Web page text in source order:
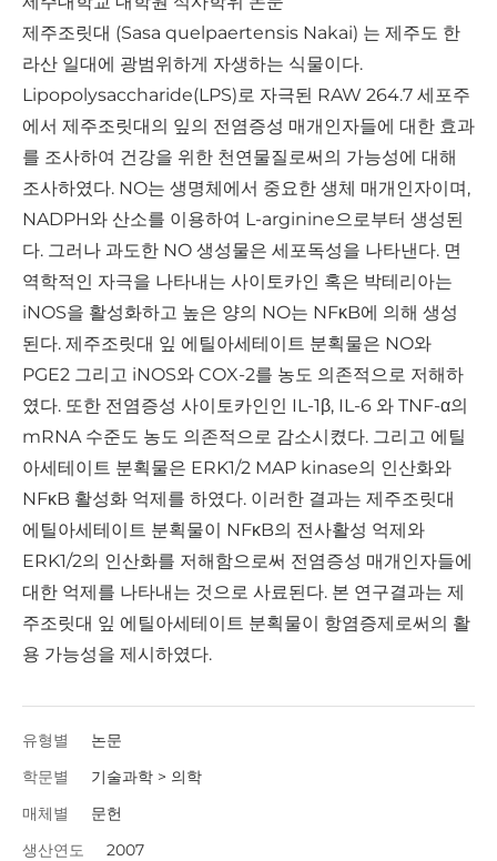
제주조릿대 (Sasa quelpaertensis Nakai) 는 제주도 한
라산 일대에 광범위하게 자생하는 식물이다.
Lipopolysaccharide(LPS)로 자극된 RAW 264.7 세포주
에서 제주조릿대의 잎의 전염증성 매개인자들에 대한 효과
를 조사하여 건강을 위한 천연물질로써의 가능성에 대해
조사하였다. NO는 생명체에서 중요한 생체 매개인자이며,
NADPH와 산소를 이용하여 L-arginine으로부터 생성된
다. 그러나 과도한 NO 생성물은 세포독성을 나타낸다. 면
역학적인 자극을 나타내는 사이토카인 혹은 박테리아는
iNOS을 활성화하고 높은 양의 NO는 NFκB에 의해 생성
된다. 제주조릿대 잎 에틸아세테이트 분획물은 NO와
PGE2 그리고 iNOS와 COX-2를 농도 의존적으로 저해하
였다. 또한 전염증성 사이토카인인 IL-1β, IL-6 와 TNF-α의
mRNA 수준도 농도 의존적으로 감소시켰다. 그리고 에틸
아세테이트 분획물은 ERK1/2 MAP kinase의 인산화와
NFκB 활성화 억제를 하였다. 이러한 결과는 제주조릿대
에틸아세테이트 분획물이 NFκB의 전사활성 억제와
ERK1/2의 인산화를 저해함으로써 전염증성 매개인자들에
대한 억제를 나타내는 것으로 사료된다. 본 연구결과는 제
주조릿대 잎 에틸아세테이트 분획물이 항염증제로써의 활
용 가능성을 제시하였다.
유형별
논문
학문별
기술과학 > 의학
매체별
문헌
생산연도
2007